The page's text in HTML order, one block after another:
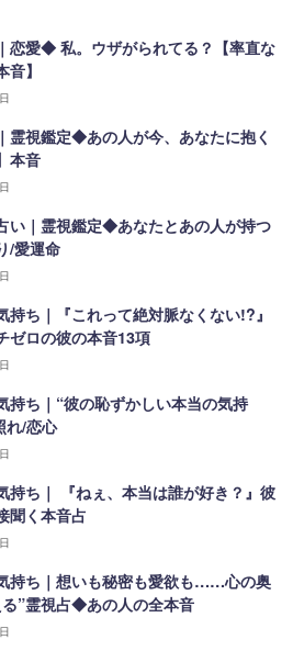
恋愛◆ 私。ウザがられてる？【率直な
】
霊視鑑定◆あの人が今、あなたに抱く
本音
い｜霊視鑑定◆あなたとあの人が持つ
/愛運命
持ち｜『これって絶対脈なくない!?』
ゼロの彼の本音13項
持ち｜“彼の恥ずかしい本当の気持
れ/恋心
持ち｜ 『ねぇ、本当は誰が好き？』彼
聞く本音占
持ち｜想いも秘密も愛欲も……心の奥
る”霊視占◆あの人の全本音